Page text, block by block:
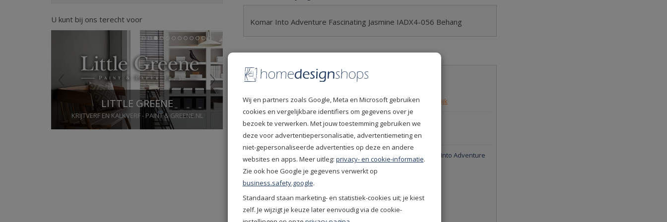
U kunt bij ons terecht voor
LITTLE GREENE
KRIJTVERF EN KALKVERF - PAINT & GREENE.NL
Next
1 2 3 4 6 7 8 9 1011 12
Komar Into Adventure Fascinating Jasmine IADX4-056 Behang
Productspecificaties
Levertijd
Retourvoorwaarden
Retourneren niet mogelijk
Productcode
IADX4-056
EAN
4055065410567
Productgroep
Komar Behang - Komar Into Adventure
Behang
Blauw
Collectie
Into Adventure
Soort behang
Fotobehang
Wij en partners zoals Google, Meta en Microsoft gebruiken
cookies en vergelijkbare identifiers om gegevens over je
bezoek te verwerken. Met jouw toestemming gebruiken we
deze voor advertentiepersonalisatie, advertentiemeting en
niet-gepersonaliseerde advertenties op deze en andere
websites en apps. Meer uitleg: privacy- en cookie-informatie.
Zie ook hoe Google je gegevens verwerkt op
business.safety.google.
Standaard staan marketing- en statistiek-cookies uit; je kiest
zelf. Je wijzigt je keuze later eenvoudig via de cookie-